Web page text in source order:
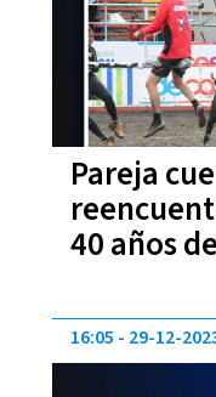
Pareja
40 años
16:05 29-12-